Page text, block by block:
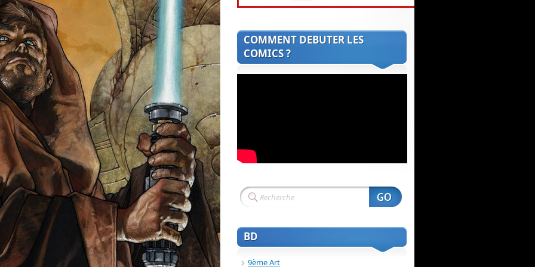
COMMENT DEBUTER LES
COMICS ?
BD
9ème Art